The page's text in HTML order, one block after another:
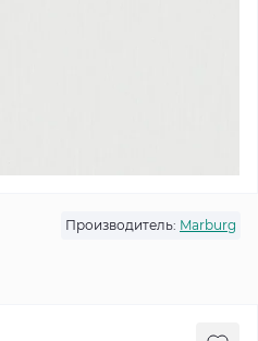
Производитель: Marburg